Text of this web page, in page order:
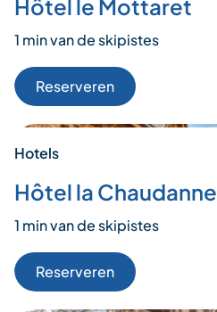
Hôtel le Mottaret
1 min van de skipistes
Reserveren
Hotels
Hôtel la Chaudanne
1 min van de skipistes
Reserveren